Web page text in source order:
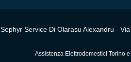
Sephyr Service Di Olarasu Alexandru -
Assistenza Elettrodomestici Torino